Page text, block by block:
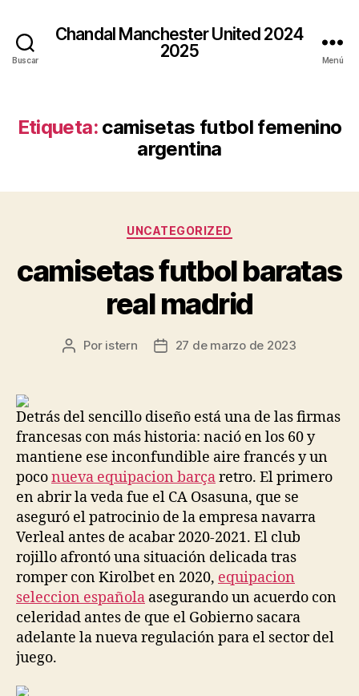
Buscar
Chandal Manchester United 2024
2025
Menú
Etiqueta: camisetas futbol femenino
argentina
Categorías
UNCATEGORIZED
camisetas futbol baratas
real madrid
Autor
Por istern
Fecha27 de marzo de 2023
Detrás del sencillo diseño está una de las firmas
francesas con más historia: nació en los 60 y
mantiene ese inconfundible aire francés y un
poconueva equipacion barçaretro. El primero
en abrir la veda fue el CA Osasuna, que se
aseguró el patrocinio de la empresa navarra
Verleal antes de acabar 2020-2021. El club
rojillo afrontó una situación delicada tras
romper con Kirolbet en 2020, equipacion
seleccion española asegurando un acuerdo con
celeridad antes de que el Gobierno sacara
adelante la nueva regulación para el sector del
juego.